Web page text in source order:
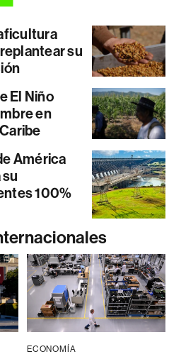
su
El Niño
en
América
100%
ECONOMÍA